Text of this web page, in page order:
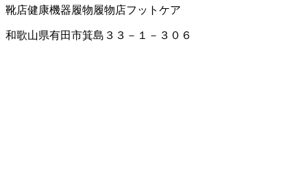
靴店健康機器履物履物店フットケア
和歌山県有田市箕島３３－１－３０６